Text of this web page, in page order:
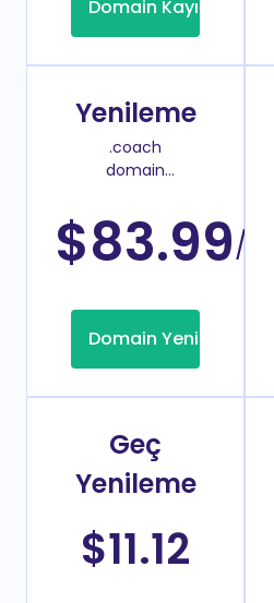
Domain Kayıt
Yenileme
.coach
domain
$83.99/Yıl
Domain Yenileme
Geç
Yenileme
$11.12